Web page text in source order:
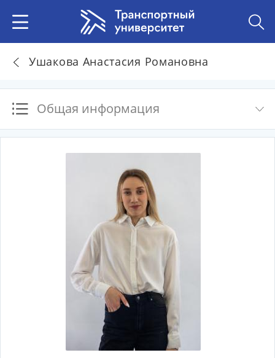
Ушакова Анастасия Романовна
Общая информация